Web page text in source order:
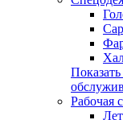
Рабочая